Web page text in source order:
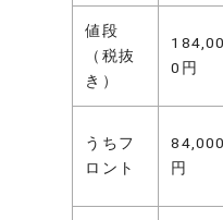
値段
（税抜
き）
184,00
0円
うちフ
ロント
84,000
円